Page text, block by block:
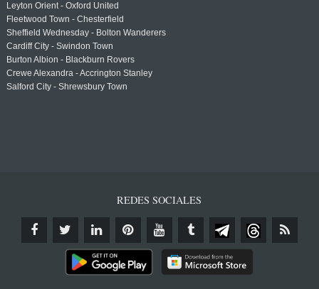
Leyton Orient - Oxford United
Fleetwood Town - Chesterfield
Sheffield Wednesday - Bolton Wanderers
Cardiff City - Swindon Town
Burton Albion - Blackburn Rovers
Crewe Alexandra - Accrington Stanley
Salford City - Shrewsbury Town
REDES SOCIALES